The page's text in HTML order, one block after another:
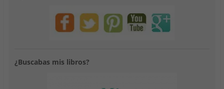
¿Buscabas mis libros?